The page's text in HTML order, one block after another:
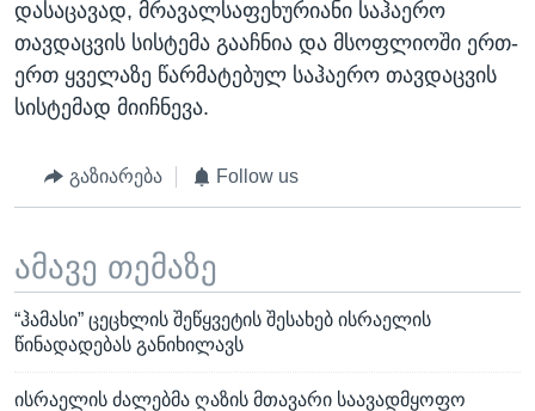
დასაცავად, მრავალსაფეხურიანი საჰაერო
თავდაცვის სისტემა გააჩნია და მსოფლიოში ერთ-
ერთ ყველაზე წარმატებულ საჰაერო თავდაცვის
სისტემად მიიჩნევა.
გაზიარება Follow us
ამავე თემაზე
“ჰამასი” ცეცხლის შეწყვეტის შესახებ ისრაელის
წინადადებას განიხილავს
ისრაელის ძალებმა ღაზის მთავარი საავადმყოფო